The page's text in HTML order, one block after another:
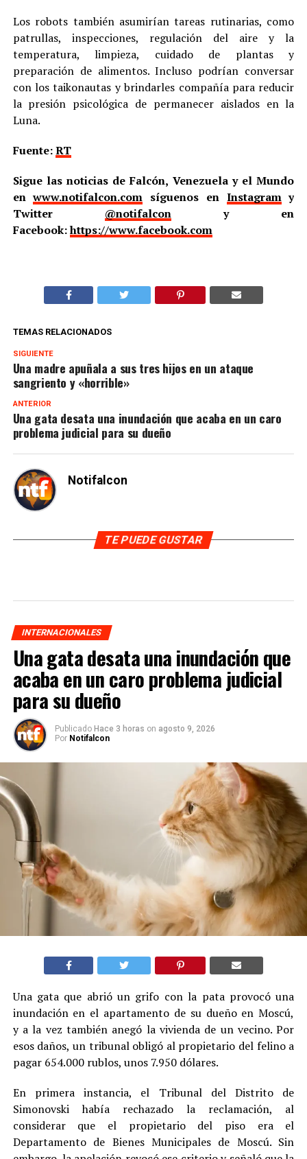
Los robots también asumirían tareas rutinarias, como
patrullas, inspecciones, regulación del aire y la
temperatura, limpieza, cuidado de plantas y
preparación de alimentos. Incluso podrían conversar
con los taikonautas y brindarles compañía para reducir
la presión psicológica de permanecer aislados en la
Luna.
Fuente:RT
Sigue las noticias de Falcón, Venezuela y el Mundo
enwww.notifalcon.com síguenos en Instagramy
Twitter @notifalcony en
Facebook:https://www.facebook.com
TEMAS RELACIONADOS
SIGUIENTE
Una madre apuñala a sus tres hijos en un ataque
sangriento y «horrible»
ANTERIOR
Una gata desata una inundación que acaba en un caro
problema judicial para su dueño
Notifalcon
TE PUEDE GUSTAR
INTERNACIONALES
Una gata desata una inundación que
acaba en un caro problema judicial
para su dueño
Publicado Hace 3 horas on agosto 9, 2026
Por Notifalcon
Una gata que abrió un grifo con la pata provocó una
inundación en el apartamento de su dueño en Moscú,
y a la vez también anegó la vivienda de un vecino. Por
esos daños, un tribunal obligó al propietario del felino a
pagar 654.000 rublos, unos 7.950 dólares.
En primera instancia, el Tribunal del Distrito de
Simonovski había rechazado la reclamación, al
considerar que el propietario del piso era el
Departamento de Bienes Municipales de Moscú. Sin